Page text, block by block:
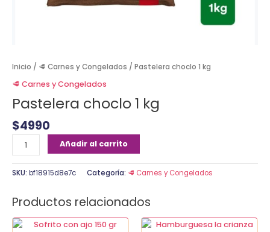
Inicio / 🥩 Carnes y Congelados / Pastelera choclo 1 kg
🥩 Carnes y Congelados
Pastelera choclo 1 kg
$4990
Añadir al carrito
SKU: bf18915d8e7c Categoría: 🥩 Carnes y Congelados
Productos relacionados
Sofrito
Hamburguesa